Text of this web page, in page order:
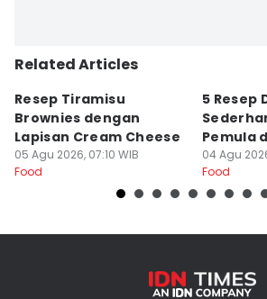
Related Articles
Resep Tiramisu
Brownies dengan
Lapisan Cream Cheese
05 Agu 2026, 07:10 WIB
Food
5 Resep
Pemula
04 Agu
Food